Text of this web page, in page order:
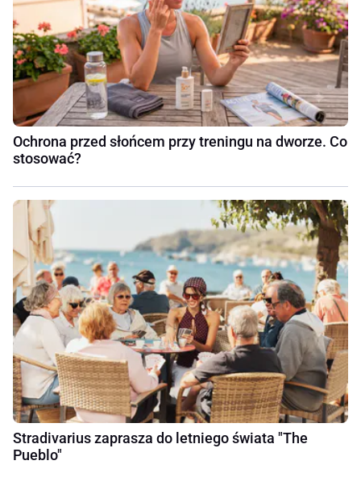
Ochrona przed słońcem przy treningu na dworze. Co
stosować?
Stradivarius zaprasza do letniego świata "The
Pueblo"